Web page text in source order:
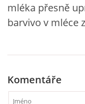
VZDĚLÁVACÍ BLOK
VZDĚLÁVACÍ BLOK
mléka přesně
barvivo v mléce
Komentáře